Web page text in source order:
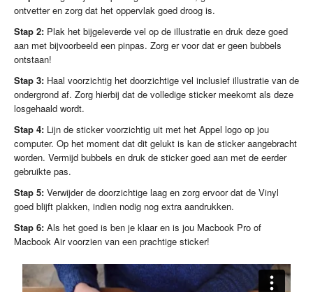
ontvetter en zorg dat het oppervlak goed droog is.
Stap 2: Plak het bijgeleverde vel op de illustratie en druk deze goed
aan met bijvoorbeeld een pinpas. Zorg er voor dat er geen bubbels
ontstaan!
Stap 3: Haal voorzichtig het doorzichtige vel inclusief illustratie van de
ondergrond af. Zorg hierbij dat de volledige sticker meekomt als deze
losgehaald wordt.
Stap 4: Lijn de sticker voorzichtig uit met het Appel logo op jou
computer. Op het moment dat dit gelukt is kan de sticker aangebracht
worden. Vermijd bubbels en druk de sticker goed aan met de eerder
gebruikte pas.
Stap 5: Verwijder de doorzichtige laag en zorg ervoor dat de Vinyl
goed blijft plakken, indien nodig nog extra aandrukken.
Stap 6: Als het goed is ben je klaar en is jou Macbook Pro of
Macbook Air voorzien van een prachtige sticker!